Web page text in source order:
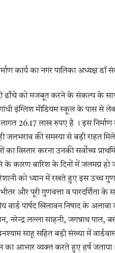
कार्य का नगर पालिका अध्यक्ष
ढाँचे को मजबूत करने के संकल्प के
इंग्लिश मीडियम स्कूल के पास से
26.17 लाख रुपए है । इस निर्माण
जलभराव की समस्या से बड़ी राहत
विस्तार करना उनकी सर्वोच्च
के कारण बारिश के दिनों में जलमग्न
को ध्यान में रखते हुए इस उच्च
और पूरी गुणवत्ता व पारदर्शिता
वार्ड पार्षद खिलावन निषाद के
लल्ला साहनी, जगन्नाथ पाल,
साहू सहित बड़ी संख्या में
का आभार व्यक्त करते हुए हर्ष जताया।